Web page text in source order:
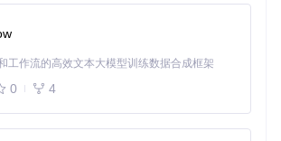
工作流的高效文本大模型训练数据合成框架
0 4